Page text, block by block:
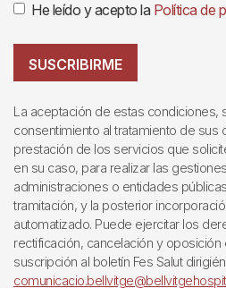
He leído y acepto la Política de
SUSCRIBIRME
La aceptación de estas condiciones,
consentimiento al tratamiento de sus
prestación de los servicios que
en su caso, para realizar las
administraciones o entidades
tramitación, y la posterior
automatizado. Puede ejercitar los
rectificación, cancelación y oposición
suscripción al boletín Fes Salut